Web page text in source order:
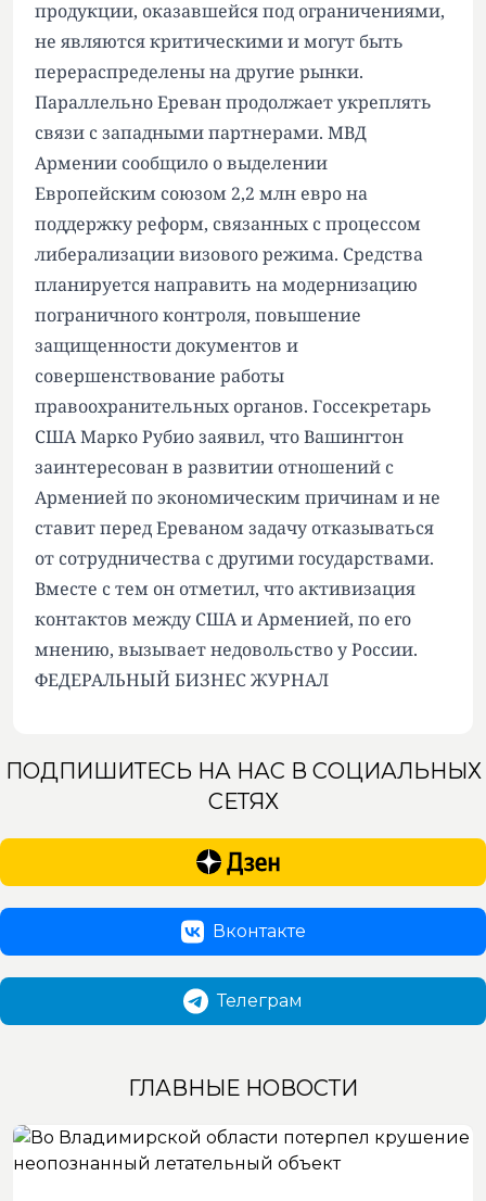
продукции, оказавшейся под ограничениями,
не являются критическими и могут быть
перераспределены на другие рынки.
Параллельно Ереван продолжает укреплять
связи с западными партнерами. МВД
Армении сообщило о выделении
Европейским союзом 2,2 млн евро на
поддержку реформ, связанных с процессом
либерализации визового режима. Средства
планируется направить на модернизацию
пограничного контроля, повышение
защищенности документов и
совершенствование работы
правоохранительных органов. Госсекретарь
США Марко Рубио заявил, что Вашингтон
заинтересован в развитии отношений с
Арменией по экономическим причинам и не
ставит перед Ереваном задачу отказываться
от сотрудничества с другими государствами.
Вместе с тем он отметил, что активизация
контактов между США и Арменией, по его
мнению, вызывает недовольство у России.
ФЕДЕРАЛЬНЫЙ БИЗНЕС ЖУРНАЛ
ПОДПИШИТЕСЬ НА НАС В СОЦИАЛЬНЫХ
СЕТЯХ
Вконтакте
Телеграм
ГЛАВНЫЕ НОВОСТИ